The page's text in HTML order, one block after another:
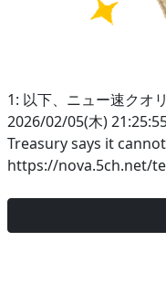
1: 以下、ニュー速クオ
2026/02/05(木)
Treasury says it
https://nova.5ch.net/